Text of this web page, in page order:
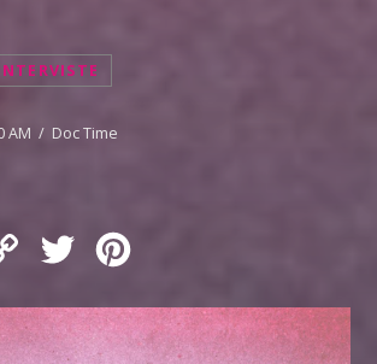
AM / Doc Time
Copy
Twitter